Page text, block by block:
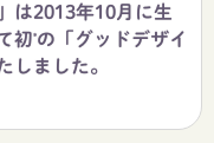
は2013年10月に生
初*の「グッドデザイ
しました。